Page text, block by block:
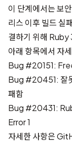
이 단계에서는 보
리스 이후 빌드 실
결하기 위해 Ruby
아래 항목에서 자
Bug #20151:
Bug #20451: 잘
패함
Bug #20431:
Error 1
자세한 사항은